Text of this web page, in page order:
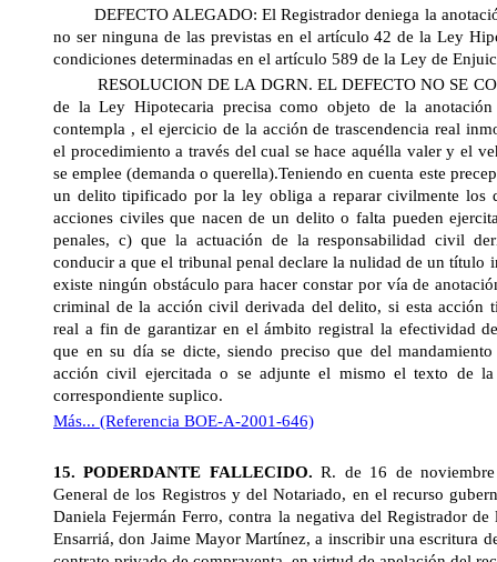
DEFECTO ALEGADO: El Registrador deniega la
no ser ninguna de las previstas en el artículo 42 dela Ley
condiciones determinadas en el artículo 589 de la Ley de
RESOLUCION DELA DGRN. EL DEFECTONO SE
de la Ley Hipotecaria precisa como objeto de la
contempla , el ejercicio de la acción de trascendencia real
el procedimiento a través del cual se hace aquélla valer y el
se emplee (demanda o querella).Teniendo en cuenta este
un delito tipificado por la ley obliga a reparar civilmente los
acciones civiles que nacen de un delito o falta pueden
penales, c) que la actuación de la responsabilidad civil
conducir a que el tribunal penal declare la nulidad de un título
existe ningún obstáculo para hacer constar por vía de
criminal de la acción civil derivada del delito, si esta acción
real a fin de garantizar en el ámbito registral la efectividad
que en su día se dicte, siendo preciso que del
acción civil ejercitada o se adjunte el mismo el texto de
correspondiente suplico.
Más... (Referencia BOE-A-2001-646)
15. PODERDANTE FALLECIDO. R. de 16 de
General de los Registros y del Notariado, en el recurso
Daniela Fejermán Ferro, contra la negativa del Registrador de
Ensarriá, don Jaime Mayor Martínez, a inscribir una escritura